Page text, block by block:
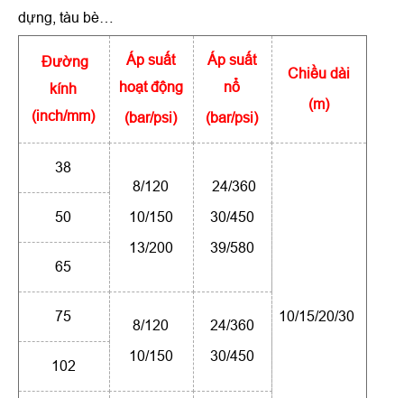
dựng, tàu bè…
Đường
kính
(inch/mm)
Áp suất
hoạt động
(bar/psi)
Áp suất
nổ
(bar/psi)
Chiều dài
(m)
38
8/120
10/150
13/200
24/360
30/450
39/580
10/15/20/30
50
65
75
8/120
10/150
24/360
30/450
102